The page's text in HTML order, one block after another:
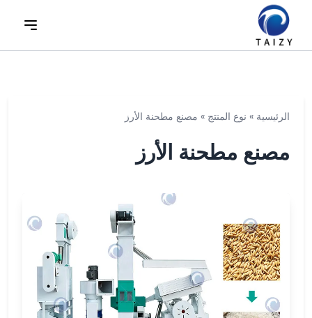
الرئيسية » نوع المنتج » مصنع مطحنة الأرز
مصنع مطحنة الأرز